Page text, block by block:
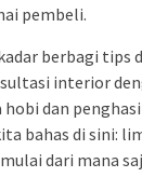
pembeli.
berbagi tips
interior
dan
bahas di sini:
dari mana